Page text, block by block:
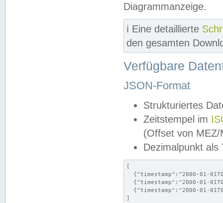
Diagrammanzeige.
ℹ️ Eine detaillierte
den gesamten
Verfügbare
JSON-Format
Strukturiertes
Zeitstempel im
(Offset von MEZ/
Dezimalpunkt als
[
{"timestamp":"2000-01-
{"timestamp":"2000-01-
{"timestamp":"2000-01-
]